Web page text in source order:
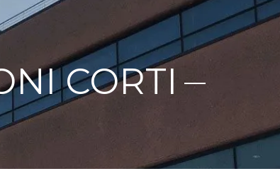
CORTI